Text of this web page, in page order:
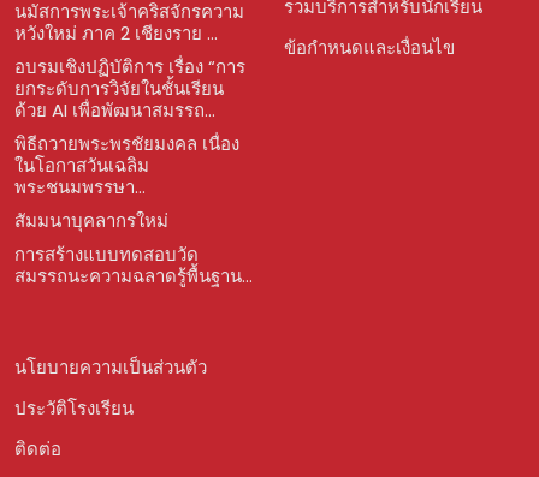
นมัสการพระเจ้าคริสจักรความ
หวังใหม่ ภาค 2 เชียงราย ...
อบรมเชิงปฏิบัติการ เรื่อง “การ
ยกระดับการวิจัยในชั้นเรียน
ด้วย AI เพื่อพัฒนาสมรรถ...
พิธีถวายพระพรชัยมงคล เนื่อง
ในโอกาสวันเฉลิม
พระชนมพรรษา...
สัมมนาบุคลากรใหม่
การสร้างแบบทดสอบวัด
สมรรถนะความฉลาดรู้พื้นฐาน...
รวมบริการสำหรับนักเรียน
ข้อกำหนดและเงื่อนไข
นโยบายความเป็นส่วนตัว
ประวัติโรงเรียน
ติดต่อ